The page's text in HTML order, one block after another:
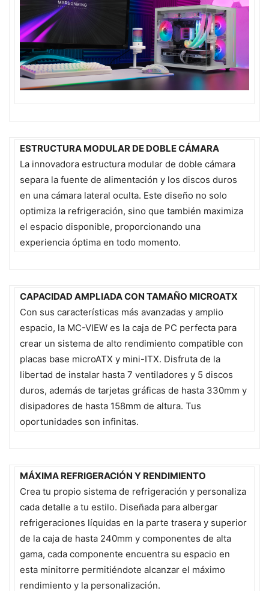
ESTRUCTURA MODULAR DE DOBLE CÁMARA
La innovadora estructura modular de doble cámara
separa la fuente de alimentación y los discos duros
en una cámara lateral oculta. Este diseño no solo
optimiza la refrigeración, sino que también maximiza
el espacio disponible, proporcionando una
experiencia óptima en todo momento.
CAPACIDAD AMPLIADA CON TAMAÑO MICROATX
Con sus características más avanzadas y amplio
espacio, la MC-VIEW es la caja de PC perfecta para
crear un sistema de alto rendimiento compatible con
placas base microATX y mini-ITX. Disfruta de la
libertad de instalar hasta 7 ventiladores y 5 discos
duros, además de tarjetas gráficas de hasta 330mm y
disipadores de hasta 158mm de altura. Tus
oportunidades son infinitas.
MÁXIMA REFRIGERACIÓN Y RENDIMIENTO
Crea tu propio sistema de refrigeración y personaliza
cada detalle a tu estilo. Diseñada para albergar
refrigeraciones líquidas en la parte trasera y superior
de la caja de hasta 240mm y componentes de alta
gama, cada componente encuentra su espacio en
esta minitorre permitiéndote alcanzar el máximo
rendimiento y la personalización.